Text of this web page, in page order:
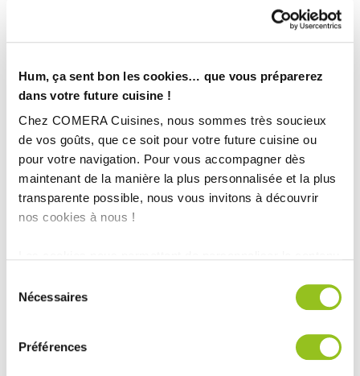
Hum, ça sent bon les cookies… que vous préparerez
dans votre future cuisine !
Chez COMERA Cuisines, nous sommes très soucieux
de vos goûts, que ce soit pour votre future cuisine ou
pour votre navigation. Pour vous accompagner dès
maintenant de la manière la plus personnalisée et la plus
transparente possible, nous vous invitons à découvrir
nos cookies à nous !
médias sociaux et d'analyser notre trafic. Nous
partageons également des informations sur l'utilisation de
notre site avec nos partenaires de médias sociaux, de
publicité et d'analyse, qui peuvent combiner celles-ci
Nécessaires
Préférences
Rencontrez votre cuisiniste
Prendre rendez-vous
CUISINE MODERNE NOIRE ET BOIS AVEC VERRIÈRE
Cuisine moderne îlot central bois et noir